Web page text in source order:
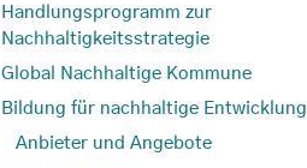
Handlungsprogramm zur
Nachhaltigkeitsstrategie
Global Nachhaltige Kommune
Bildung für nachhaltige Entwicklung
Anbieter und Angebote